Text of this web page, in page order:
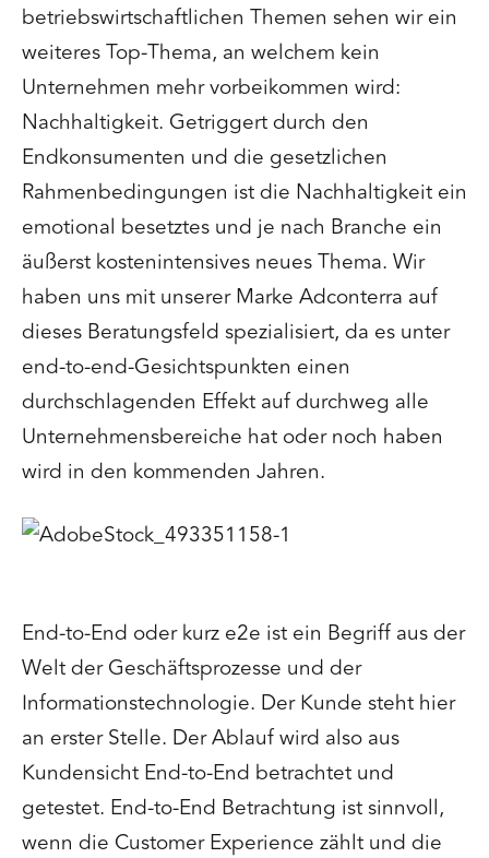
betriebswirtschaftlichen Themen sehen wir ein
weiteres Top-Thema, an welchem kein
Unternehmen mehr vorbeikommen wird:
Nachhaltigkeit. Getriggert durch den
Endkonsumenten und die gesetzlichen
Rahmenbedingungen ist die Nachhaltigkeit ein
emotional besetztes und je nach Branche ein
äußerst kostenintensives neues Thema. Wir
haben uns mit unserer Marke Adconterra auf
dieses Beratungsfeld spezialisiert, da es unter
end-to-end-Gesichtspunkten einen
durchschlagenden Effekt auf durchweg alle
Unternehmensbereiche hat oder noch haben
wird in den kommenden Jahren.
End-to-End oder kurz e2e ist ein Begriff aus der
Welt der Geschäftsprozesse und der
Informationstechnologie. Der Kunde steht hier
an erster Stelle. Der Ablauf wird also aus
Kundensicht End-to-End betrachtet und
getestet. End-to-End Betrachtung ist sinnvoll,
wenn die Customer Experience zählt und die